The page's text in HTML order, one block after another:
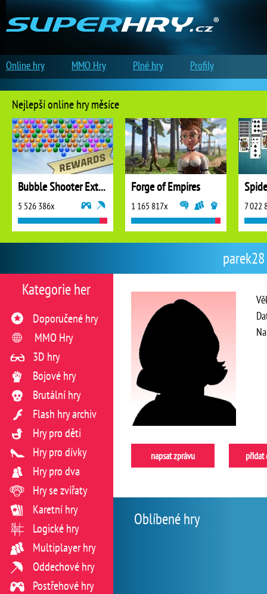
napsat zprávu přidat
Oblíbené hry
Kategorie her
Doporučené hry
MMO Hry
3D hry
Bojové hry
Brutální hry
Flash hry archiv
Hry pro děti
Hry pro dívky
Hry pro dva
Hry se zvířaty
Karetní hry
Logické hry
Multiplayer hry
Oddechové hry
Postřehové hry
Nejlepší online hry měsíce
Bubble Shooter Extreme
5 526 386x
Forge of Empires
1 165 817x 7 022
Online hry MMO Hry Plné hry Profily